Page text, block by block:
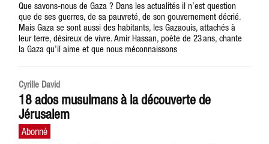
Que savons-nous de Gaza ? Dans les actualités il n’est question
que de ses guerres, de sa pauvreté, de son gouvernement décrié.
Mais Gaza se sont aussi des habitants, les Gazaouis, attachés à
leur terre, désireux de vivre. Amir Hassan, poète de 23 ans, chante
la Gaza qu’il aime et que nous méconnaissons
Cyrille David
18 ados musulmans à la découverte de
Jérusalem